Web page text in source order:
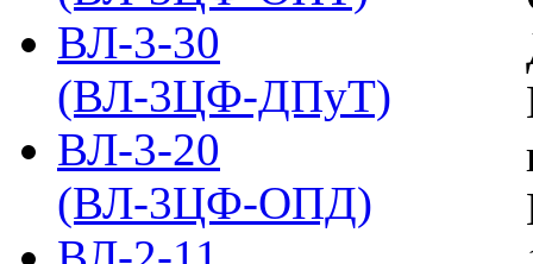
ВЛ-3-30
(ВЛ-3ЦФ-ДПуТ)
ВЛ-3-20
(ВЛ-3ЦФ-ОПД)